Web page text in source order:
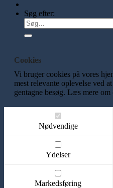
Søg efter:
Cookies
Vi bruger cookies på vores
mest relevante oplevelse ved
gentagne besøg. Læs mere
Nødvendige
Ydelser
Markedsføring